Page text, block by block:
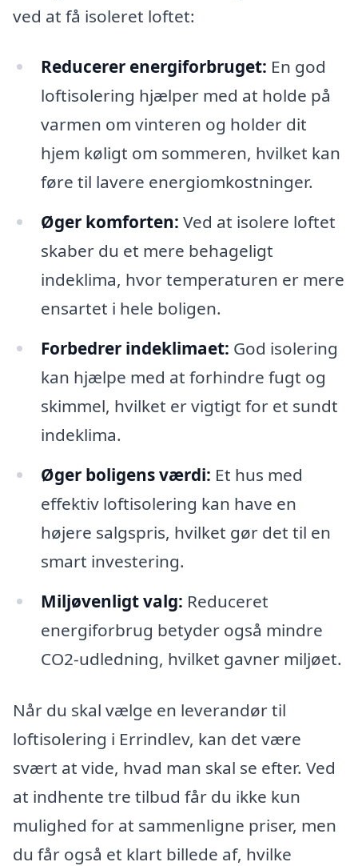
ved at få isoleret loftet:
Reducerer energiforbruget: En god
loftisolering hjælper med at holde på
varmen om vinteren og holder dit
hjem køligt om sommeren, hvilket kan
føre til lavere energiomkostninger.
Øger komforten: Ved at isolere loftet
skaber du et mere behageligt
indeklima, hvor temperaturen er mere
ensartet i hele boligen.
Forbedrer indeklimaet: God isolering
kan hjælpe med at forhindre fugt og
skimmel, hvilket er vigtigt for et sundt
indeklima.
Øger boligens værdi: Et hus med
effektiv loftisolering kan have en
højere salgspris, hvilket gør det til en
smart investering.
Miljøvenligt valg: Reduceret
energiforbrug betyder også mindre
CO2-udledning, hvilket gavner miljøet.
Når du skal vælge en leverandør til
loftisolering i Errindlev, kan det være
svært at vide, hvad man skal se efter. Ved
at indhente tre tilbud får du ikke kun
mulighed for at sammenligne priser, men
du får også et klart billede af, hvilke